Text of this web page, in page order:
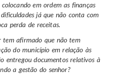
em ordem as finanças
já que não conta com
perda de receitas.
tem afirmado que não tem
do município em relação às
entregou documentos relativos à
a gestão do senhor?